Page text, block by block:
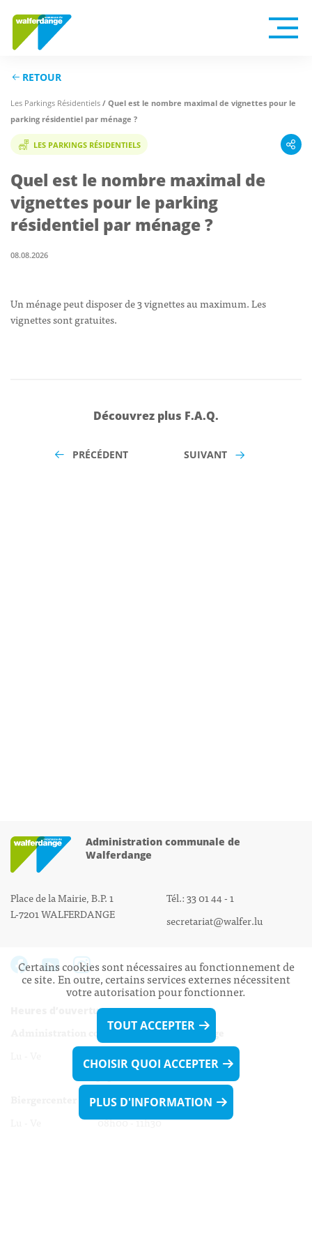
RETOUR
Les Parkings Résidentiels / Quel est le nombre maximal de vignettes pour le
parking résidentiel par ménage ?
LES PARKINGS RÉSIDENTIELS
Quel est le nombre maximal de
vignettes pour le parking
résidentiel par ménage ?
08.08.2026
Un ménage peut disposer de 3 vignettes au maximum. Les
vignettes sont gratuites.
Découvrez plus F.A.Q.
PRÉCÉDENT SUIVANT
Administration communale de
Walferdange
Place de la Mairie, B.P. 1
L-7201 WALFERDANGE
Tél.: 33 01 44 - 1
secretariat@walfer.lu
Heures d’ouverture:
Administration communale de Walferdange
Lu - Ve 08h00 - 11h30
13h30 - 16h00
Lu - Ve 08h00 - 11h30
Certains cookies sont nécessaires au fonctionnement de
ce site. En outre, certains services externes nécessitent
votre autorisation pour fonctionner.
TOUT ACCEPTER
CHOISIR QUOI ACCEPTER
PLUS D'INFORMATION